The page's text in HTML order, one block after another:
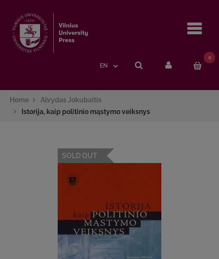
EN
0
Home
Alvydas Jokubaitis
Istorija, kaip politinio mąstymo veiksnys
SOLD OUT